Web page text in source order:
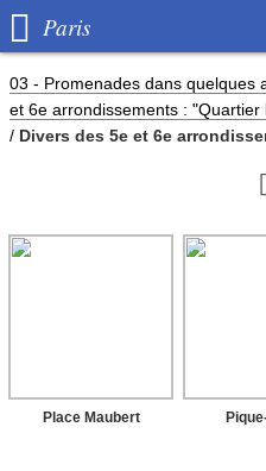
 Paris
03 - Promenades dans quelques
et 6e arrondissements : "Quartier
/ Divers des 5e et 6e
Place Maubert